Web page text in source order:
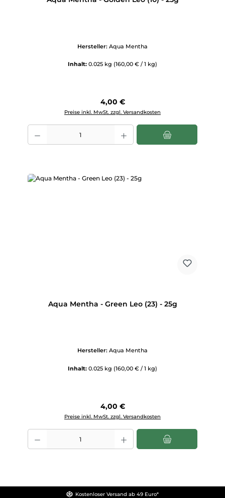
Hersteller: Aqua Mentha
Inhalt: 0.025 kg (160,00 € / 1 kg)
Regulärer Preis:
4,00 €
Preise inkl. MwSt. zzgl. Versandkosten
Produkt Anzahl: Gib den gewünschten Wert ein oder benutze die
Aqua Mentha - Green Leo (23) - 25g
Hersteller: Aqua Mentha
Inhalt: 0.025 kg (160,00 € / 1 kg)
Regulärer Preis:
4,00 €
Preise inkl. MwSt. zzgl. Versandkosten
Produkt Anzahl: Gib den gewünschten Wert ein oder benutze die
Kostenloser Versand ab 49 Euro*